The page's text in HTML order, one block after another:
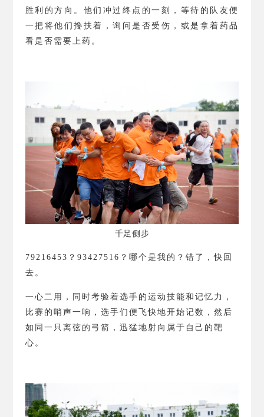
胜利的方向。他们冲过终点的一刻，等待的队友便
一把将他们搀扶着，询问是否受伤，或是拿着药品
看是否需要上药。
千足侧步
79216453 ？ 93427516 ？ 哪个是我的？错了，快回
去。
一心二用，同时考验着选手的运动技能和记忆力，
比赛的哨声一响，选手们便飞快地开始记数，然后
如同一只离弦的弓箭，迅猛地射向属于自己的靶
心。